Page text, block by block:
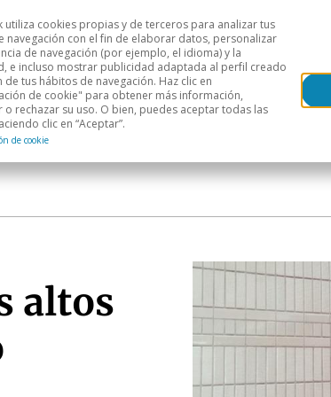
sectorial Áreas geográficas
utiliza cookies propias y de terceros para analizar tus
navegación con el fin de elaborar datos, personalizar
de navegación (por ejemplo, el idioma) y la
e incluso mostrar publicidad adaptada al perfil creado
de tus hábitos de navegación. Haz clic en
de cookie" para obtener más información,
o rechazar su uso. O bien, puedes aceptar todas las
clic en “Aceptar”.
de cookie
altos